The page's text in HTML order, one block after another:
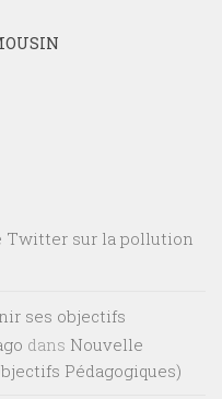
Twitter sur la pollution
ses objectifs
dans Nouvelle
Pédagogiques)